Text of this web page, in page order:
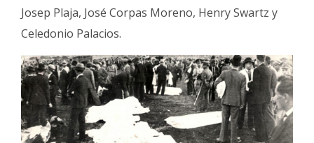
Josep Plaja, José Corpas Moreno, Henry Swartz y
Celedonio Palacios.